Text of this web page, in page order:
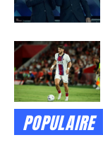
POPULAIRE